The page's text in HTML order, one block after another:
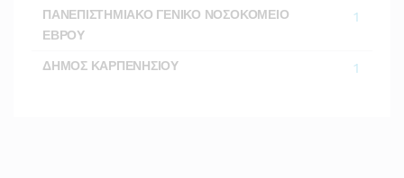
ΠΑΝΕΠΙΣΤΗΜΙΑΚΟ ΓΕΝΙΚΟ ΝΟΣΟΚΟΜΕΙΟ
ΕΒΡΟΥ
1
ΔΗΜΟΣ ΚΑΡΠΕΝΗΣΙΟΥ 1